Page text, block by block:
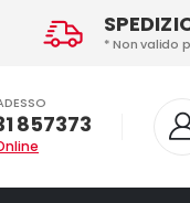
* Non valido
857373